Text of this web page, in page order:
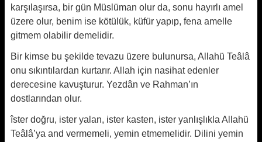
karşılaşır­sa, bir gün Müslüman olur da, sonu hayırlı amel
üzere olur, benim ise kötülük, küfür yapıp, fena amelle
gitmem olabilir demelidir.
Bir kimse bu şekilde tevazu üzere bulunursa, Allahü Teâlâ
onu sıkıntı­lardan kurtarır. Allah için nasihat edenler
derecesine kavuşturur. Yezdân ve Rahman’ın
dostlarından olur.
îster doğru, ister yalan, ister kasten, ister yanlışlıkla Allahü
Teâlâ’ya and vermemeli, yemin etmemelidir. Dilini yemin